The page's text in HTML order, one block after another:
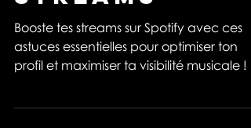
Artists pour
booster ses
streams
Booste tes streams sur Spotify avec ces